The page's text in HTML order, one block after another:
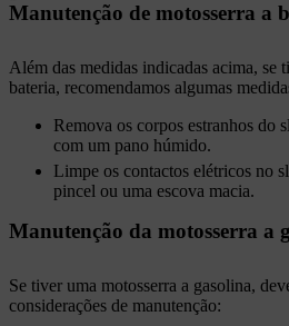
Manutenção de motosserra a
Além das medidas indicadas acima, se
bateria, recomendamos algumas
Remova os corpos estranhos do
com um pano húmido.
Limpe os contactos elétricos no
pincel ou uma escova macia.
Manutenção da motosserra a
Se tiver uma motosserra a gasolina,
considerações de manutenção: